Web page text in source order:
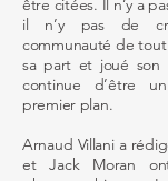
être citées. Il n’y a
il n’y pas de
communauté de
sa part et joué son
continue d’être
premier plan.
Arnaud Villani a
et Jack Moran